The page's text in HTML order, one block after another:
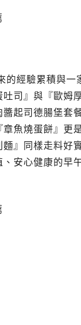
經驗累積與一
吐司』與『歐姆
起司德腸堡套
魚燒蛋餅』更
麵』同樣走料好
安心健康的早